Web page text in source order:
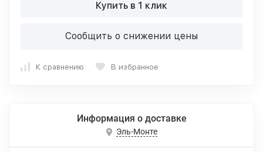
Купить в 1 клик
Сообщить о снижении цены
К сравнению В избранное
Информация о доставке
Эль-Монте